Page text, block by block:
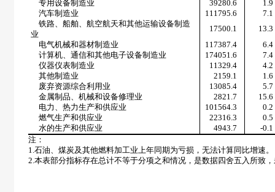
专用设备制造业
39280.6
1.9
汽车制造业
111795.6
7.1
铁路、船舶、航空航天和其他运输设备制造
业
17500.1
13.3
电气机械和器材制造业
117387.4
6.4
计算机、通信和其他电子设备制造业
174051.6
7.4
仪器仪表制造业
11329.4
4.2
其他制造业
2159.1
1.6
废弃资源综合利用业
13085.4
5.7
金属制品、机械和设备修理业
2821.7
15.6
电力、热力生产和供应业
101564.3
0.2
燃气生产和供应业
22316.3
0.5
水的生产和供应业
4943.7
-0.1
注：
1. 石油、煤炭及其他燃料加工业上年同期为亏损，无法计算同比增速。
2. 本表部分指标存在总计不等于分项之和情况，是数据四舍五入所致